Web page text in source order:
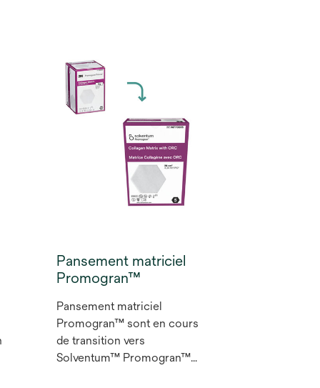
cellulose tissé avec une
structure à mailles tissées
imprégnée d'une émulsion de
gelée de pétrole, permettant
un retrait facile tout en
minimisant la douleur lors du
changement de pansement1.
Pansement matriciel
Promogran™
Pansement matriciel
Promogran™ sont en cours
de transition vers
Solventum™ Promogran™